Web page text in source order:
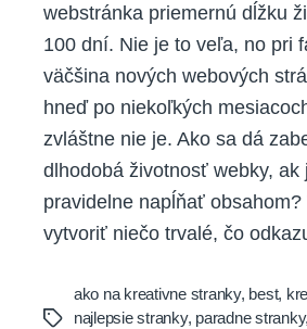
webstránka priemernú dĺžku
100 dní. Nie je to veľa, no pri
väčšina nových webových
hneď po niekoľkých
zvláštne nie je. Ako sa dá
dlhodobá životnosť webky, ak
pravidelne napĺňať obsahom?
vytvoriť niečo trvalé, čo
Tags
ako na kreativne stranky, best,
najlepsie stranky, paradne stranky,